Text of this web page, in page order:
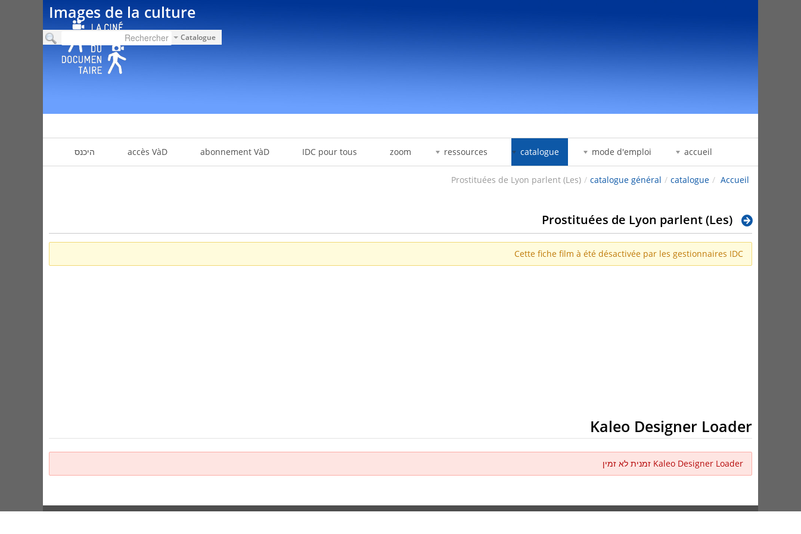
Images de la culture
Catalogue
accueil
mode d'emploi
catalogue
ressources
zoom
IDC pour tous
abonnement VàD
accès VàD היכנס
Accueil
/
catalogue
/
catalogue général
/
Prostituées de Lyon parlent (Les)
Prostituées de Lyon parlent (Les)
Cette fiche film à été désactivée par les gestionnaires IDC
Kaleo Designer Loader
Kaleo Designer Loader זמנית לא זמין